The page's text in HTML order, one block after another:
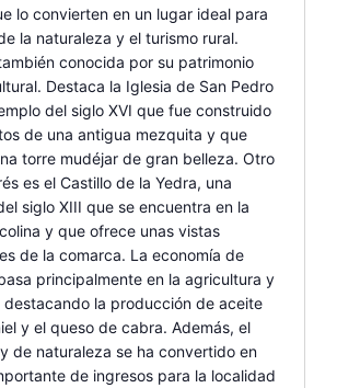
lo convierten en un lugar ideal para
la naturaleza y el turismo rural.
conocida por su patrimonio
Destaca la Iglesia de San Pedro
del siglo XVI que fue construido
de una antigua mezquita y que
torre mudéjar de gran belleza. Otro
es el Castillo de la Yedra, una
siglo XIII que se encuentra en la
y que ofrece unas vistas
de la comarca. La economía de
principalmente en la agricultura y
destacando la producción de aceite
y el queso de cabra. Además, el
de naturaleza se ha convertido en
de ingresos para la localidad